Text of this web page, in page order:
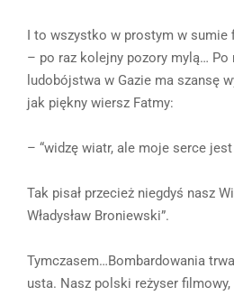
I to wszystko w prostym w sumie
– po raz kolejny pozory mylą… Po
ludobójstwa w Gazie ma szansę
jak piękny wiersz Fatmy:
– “widzę wiatr, ale moje serce
Tak pisał przecież niegdyś nasz
Władysław Broniewski”.
Tymczasem…Bombardowania
usta. Nasz polski reżyser